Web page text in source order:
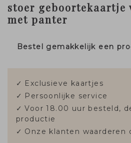
stoer geboortekaartje
met panter
Bestel gemakkelijk een
✓ Exclusieve kaartjes
✓ Persoonlijke service
✓ Voor 18.00 uur besteld,
productie
✓ Onze klanten waarderen